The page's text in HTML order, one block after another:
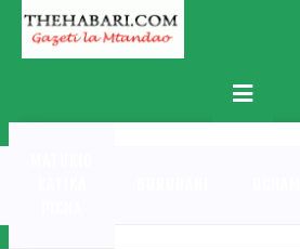
Skip
content
Primary
Menu